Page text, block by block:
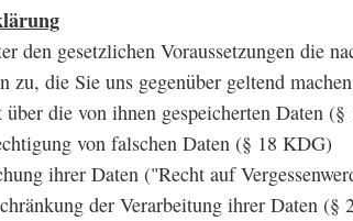
den gesetzlichen Voraussetzungen die
zu, die Sie uns gegenüber geltend
die von ihnen gespeicherten Daten
von falschen Daten (§ 18 KDG)
ihrer Daten ("Recht auf
der Verarbeitung ihrer Daten (§